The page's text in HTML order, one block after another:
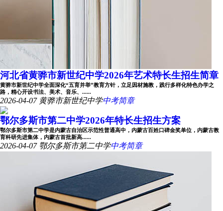
河北省黄骅市新世纪中学2026年艺术特长生招生简章
黄骅市新世纪中学全面深化“五育并举”教育方针，立足因材施教，践行多样化特色办学之
路，精心开设书法、美术、音乐、......
2026-04-07 黄骅市新世纪中学中考简章
鄂尔多斯市第二中学2026年特长生招生方案
鄂尔多斯市第二中学是内蒙古自治区示范性普通高中，内蒙古百姓口碑金奖单位，内蒙古教
育科研先进集体，内蒙古首批新高......
2026-04-07 鄂尔多斯市第二中学中考简章